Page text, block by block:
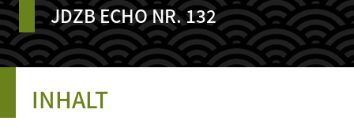
JDZB ECHO NR. 132
INHALT